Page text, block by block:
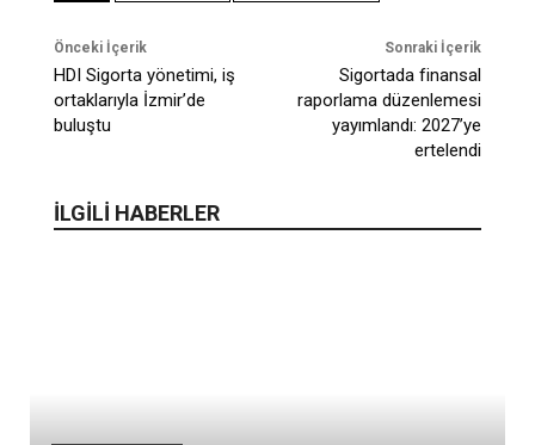
Önceki İçerik
HDI Sigorta yönetimi, iş
ortaklarıyla İzmir’de
buluştu
Sonraki İçerik
Sigortada finansal
raporlama düzenlemesi
yayımlandı: 2027’ye
ertelendi
İLGİLİ HABERLER